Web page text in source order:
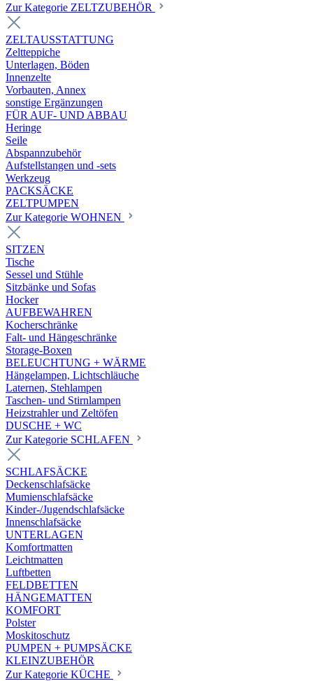
Zur Kategorie ZELTZUBEHÖR
ZELTAUSSTATTUNG
Zeltteppiche
Unterlagen, Böden
Innenzelte
Vorbauten, Annex
sonstige Ergänzungen
FÜR AUF- UND ABBAU
Heringe
Seile
Abspannzubehör
Aufstellstangen und -sets
Werkzeug
PACKSÄCKE
ZELTPUMPEN
Zur Kategorie WOHNEN
SITZEN
Tische
Sessel und Stühle
Sitzbänke und Sofas
Hocker
AUFBEWAHREN
Kocherschränke
Falt- und Hängeschränke
Storage-Boxen
BELEUCHTUNG + WÄRME
Hängelampen, Lichtschläuche
Laternen, Stehlampen
Taschen- und Stirnlampen
Heizstrahler und Zeltöfen
DUSCHE + WC
Zur Kategorie SCHLAFEN
SCHLAFSÄCKE
Deckenschlafsäcke
Mumienschlafsäcke
Kinder-/Jugendschlafsäcke
Innenschlafsäcke
UNTERLAGEN
Komfortmatten
Leichtmatten
Luftbetten
FELDBETTEN
HÄNGEMATTEN
KOMFORT
Polster
Moskitoschutz
PUMPEN + PUMPSÄCKE
KLEINZUBEHÖR
Zur Kategorie KÜCHE